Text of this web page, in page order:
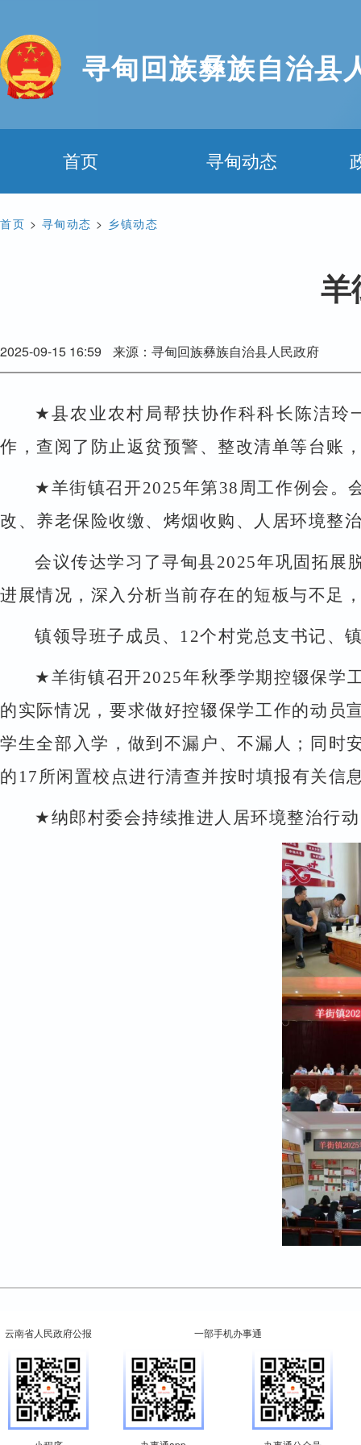
寻甸回族彝族自治县
首页 寻甸动态
首页 > 寻甸动态 > 乡镇动态
羊
2025-09-15 16:59 来源：寻甸回族彝族自治县人民政府
★县农业农村局帮扶协作科科长陈洁
作，查阅了防止返贫预警、整改清单等台账
★羊街镇召开2025年第38 周工作例会。
改、养老保险收缴、烤烟收购、人居环境整
会议传达学习了寻甸县2025年巩固拓展
进展情况，深入分析当前存在的短板与不足
镇领导班子成员、 12个村党总支书记、
★羊街镇召开2025年秋季学期控辍保学
的实际情况，要求做好控辍保学工作的动员
学生全部入学，做到不漏户、不漏人；同时
的 17 所闲置校点进行清查并按时填报有关信
★纳郎村委会持续推进人居环境整治行
云南省人民政府公报 一部手机办事通